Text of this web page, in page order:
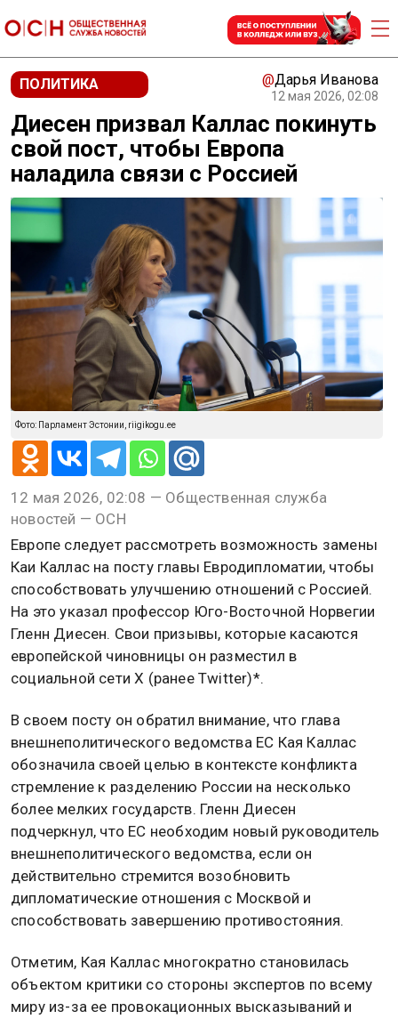
ПОЛИТИКА @Дарья Иванова
12 мая 2026, 02:08
Диесен призвал Каллас покинуть
свой пост, чтобы Европа
наладила связи с Россией
Фото: Парламент Эстонии, riigikogu.ee
12 мая 2026, 02:08 — Общественная служба
новостей — ОСН
Европе следует рассмотреть возможность замены
Каи Каллас на посту главы Евродипломатии, чтобы
способствовать улучшению отношений с Россией.
На это указал профессор Юго-Восточной Норвегии
Гленн Диесен. Свои призывы, которые касаются
европейской чиновницы он разместил в
социальной сети X (ранее Twitter)*.
В своем посту он обратил внимание, что глава
внешнеполитического ведомства ЕС Кая Каллас
обозначила своей целью в контексте конфликта
стремление к разделению России на несколько
более мелких государств. Гленн Диесен
подчеркнул, что ЕС необходим новый руководитель
внешнеполитического ведомства, если он
действительно стремится возобновить
дипломатические отношения с Москвой и
способствовать завершению противостояния.
Отметим, Кая Каллас многократно становилась
объектом критики со стороны экспертов по всему
миру из-за ее провокационных высказываний и